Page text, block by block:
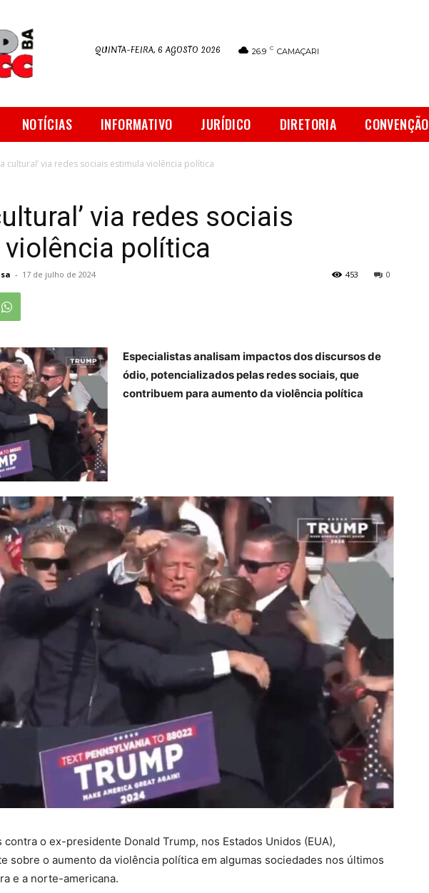
QUINTA-FEIRA, 6 AGOSTO 2026 26.9 C CAMAÇARI
NOTÍCIAS INFORMATIVO JURÍDICO DIRETORIA CONVENÇÃO
cultural’ via redes sociais estimula violência política
via redes sociais
política
- 17 de julho de 2024 0
453
Especialistas analisam impactos dos discursos de
ódio, potencializados pelas redes sociais, que
contribuem para aumento da violência política
contra o ex-presidente Donald Trump, nos Estados Unidos (EUA),
sobre o aumento da violência política em algumas sociedades nos últimos
e a norte-americana.